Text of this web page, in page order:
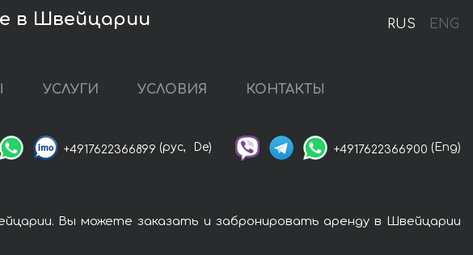
RUS ENG
в Швейцарии
УСЛУГИ УСЛОВИЯ КОНТАКТЫ
+4917622366899 (рус, De) +4917622366900 (Eng)
Вы можете заказать и забронировать аренду в Швейцарии